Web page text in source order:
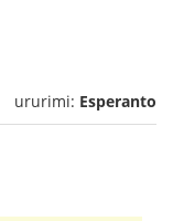
ururimi: Esperanto